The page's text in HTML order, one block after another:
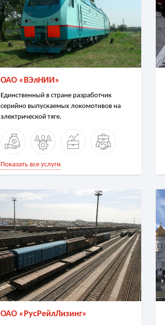
ОАО «ВЭлНИИ»
Единственный в стране разработчик
серийно выпускаемых локомотивов на
электрической тяге.
Показать все услуги
ОАО «РусРейлЛизинг»